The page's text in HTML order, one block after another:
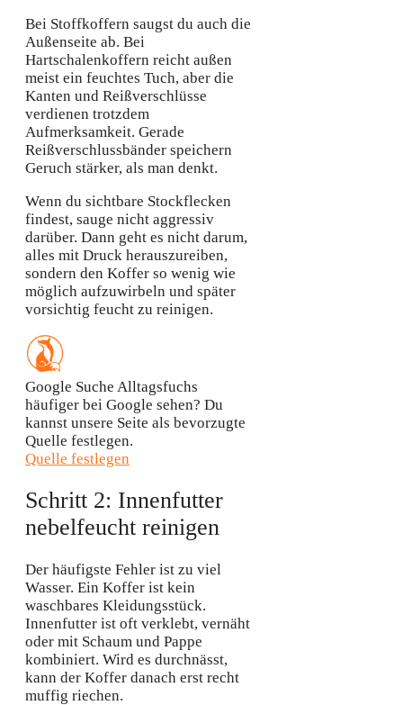
Bei Stoffkoffern saugst du auch die
Außenseite ab. Bei
Hartschalenkoffern reicht außen
meist ein feuchtes Tuch, aber die
Kanten und Reißverschlüsse
verdienen trotzdem
Aufmerksamkeit. Gerade
Reißverschlussbänder speichern
Geruch stärker, als man denkt.
Wenn du sichtbare Stockflecken
findest, sauge nicht aggressiv
darüber. Dann geht es nicht darum,
alles mit Druck herauszureiben,
sondern den Koffer so wenig wie
möglich aufzuwirbeln und später
vorsichtig feucht zu reinigen.
Google Suche Alltagsfuchs
häufiger bei Google sehen? Du
kannst unsere Seite als bevorzugte
Quelle festlegen.
Quelle festlegen
Schritt 2: Innenfutter
nebelfeucht reinigen
Der häufigste Fehler ist zu viel
Wasser. Ein Koffer ist kein
waschbares Kleidungsstück.
Innenfutter ist oft verklebt, vernäht
oder mit Schaum und Pappe
kombiniert. Wird es durchnässt,
kann der Koffer danach erst recht
muffig riechen.